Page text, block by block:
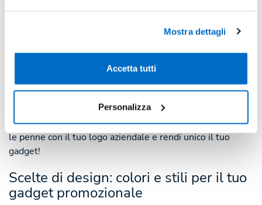
Mostra dettagli
Accetta tutti
Personalizza
Scelta del
Considera materiale, colore e stile della
Caricamento
Logo
Assicurati che il logo sia in alta qualità.
Puoi anche aggiungere testo o slogan. Il nostro team ti
aiuterà nella scelta della tecnica di stampa. Personalizza
le penne con il tuo logo aziendale e rendi unico il tuo
gadget!
Scelte di design: colori e stili per il tuo
gadget promozionale